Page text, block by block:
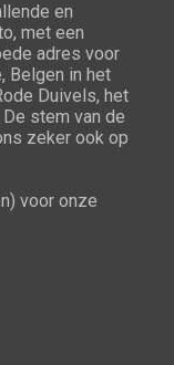
en
met een
adres voor
Belgen in het
Duivels, het
stem van de
zeker ook op
voor onze